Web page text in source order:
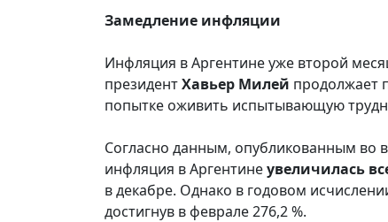
Замедление инфляции
Инфляция в Аргентине уже второй
президентХавьер Милей продолжает
попытке оживить испытывающую
Согласно данным, опубликованным во
инфляция в Аргентинеувеличилась
в декабре. Однако в годовом
достигнув в феврале 276,2 %.